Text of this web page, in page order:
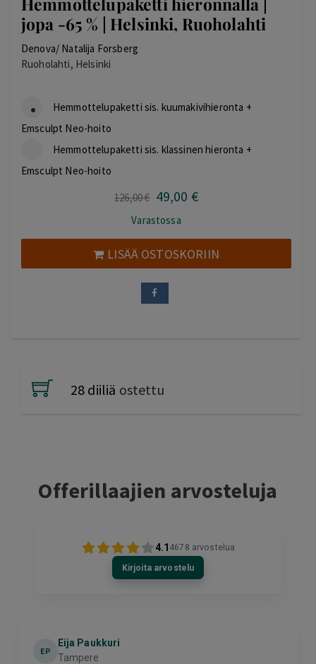
jopa -65 % | Helsinki, Ruoholahti
Denova/ Natalija Forsberg
Ruoholahti, Helsinki
Hemmottelupaketti sis. kuumakivihieronta +
Emsculpt Neo-hoito
Hemmottelupaketti sis. klassinen hieronta +
Emsculpt Neo-hoito
126,00€ Alkuperäinen
oli:
126,00 €.
49,00 €Nykyinen
49,00 €.
Varastossa
LISÄÄ OSTOSKORIIN
28 diiliä ostettu
Offerillaajien arvosteluja
4.1 4678 arvostelua
Kirjoita arvostelu
EP
Eija Paukkuri
Tampere